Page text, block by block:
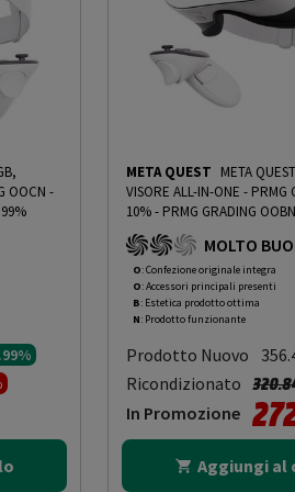
OOCN -
da
META QUEST META
VISORE ALL-IN-ONE - PRMG
10%- PRMG GRADING
MOLTO
O: Confezione originale integra
O: Accessori principali presenti
B: Estetica prodotto ottima
N: Prodotto funzionante
Prodotto Nuovo
Ricondizionato
In Promozione
Aggiungi al